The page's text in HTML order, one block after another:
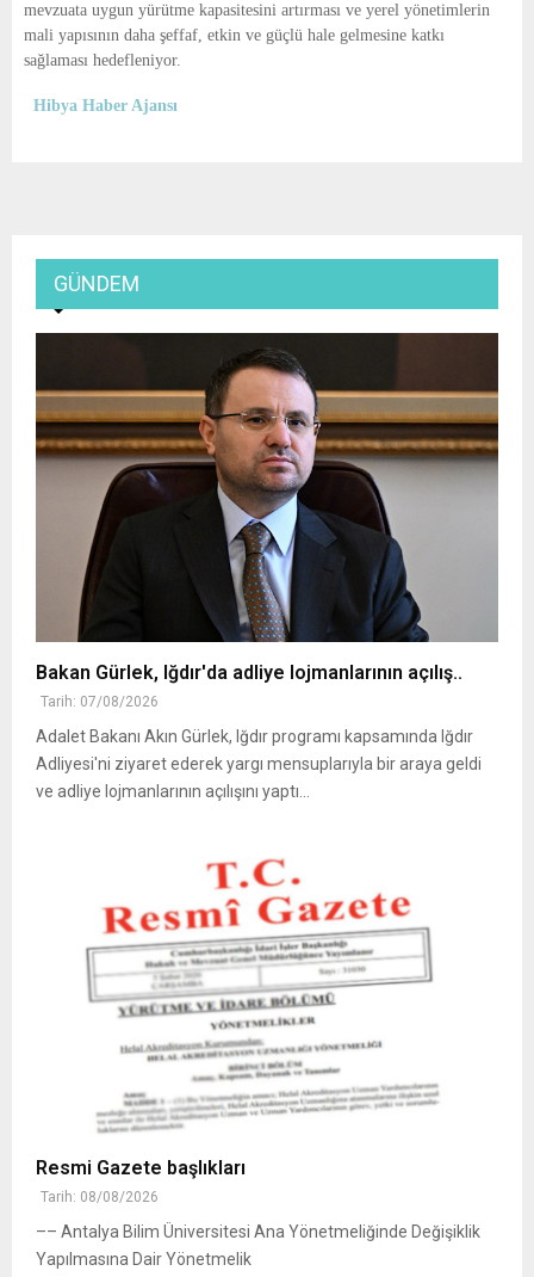
mevzuata uygun yürütme kapasitesini artırması ve yerel yönetimlerin
mali yapısının daha şeffaf, etkin ve güçlü hale gelmesine katkı
sağlaması hedefleniyor.
Hibya Haber Ajansı
GÜNDEM
Bakan Gürlek, Iğdır'da adliye lojmanlarının açılış..
Tarih: 07/08/2026
Adalet Bakanı Akın Gürlek, Iğdır programı kapsamında Iğdır
Adliyesi'ni ziyaret ederek yargı mensuplarıyla bir araya geldi
ve adliye lojmanlarının açılışını yaptı...
Resmi Gazete başlıkları
Tarih: 08/08/2026
–– Antalya Bilim Üniversitesi Ana Yönetmeliğinde Değişiklik
Yapılmasına Dair Yönetmelik